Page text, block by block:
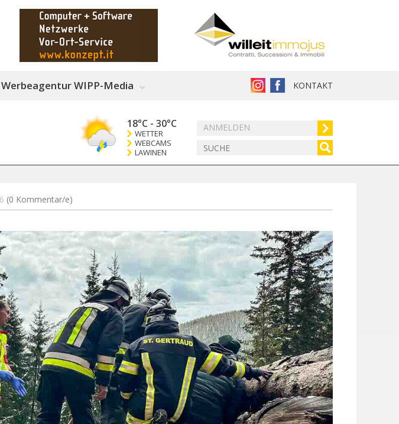
KONTAKT
Werbeagentur WIPP-Media
ANMELDEN
18°C - 30°C
WETTER
WEBCAMS
LAWINEN
(0 Kommentar/e)